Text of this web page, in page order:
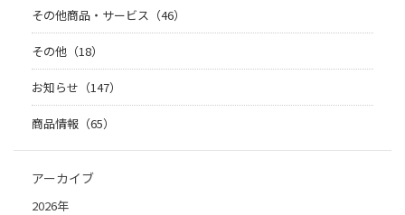
その他商品・サービス（46）
その他（18）
お知らせ（147）
商品情報（65）
アーカイブ
2026年